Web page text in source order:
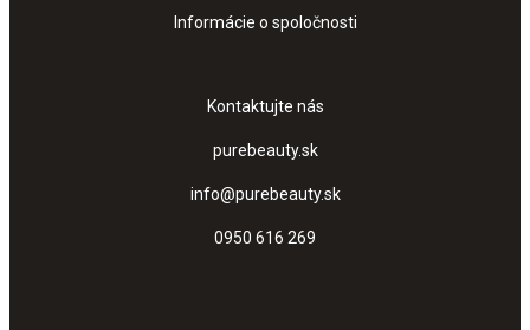
Informácie o spoločnosti
Kontaktujte nás
purebeauty.sk
info@purebeauty.sk
0950 616 269